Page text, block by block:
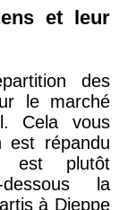
€
085 €
et leur
des
le marché
Cela vous
est répandu
est plutôt
dessous la
à Dieppe